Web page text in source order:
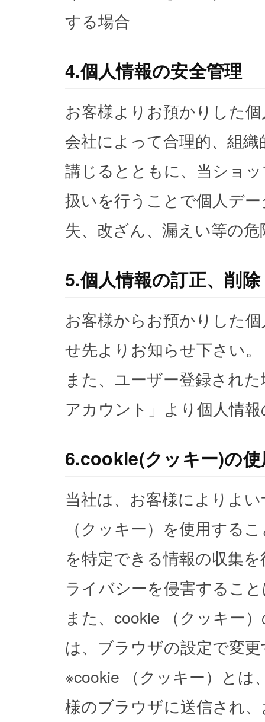
する場合
4.個人情報の安全管理
お客様よりお預かりした
会社によって合理的、組
講じるとともに、当ショ
扱いを行うことで個人デ
失、改ざん、漏えい等の
5.個人情報の訂正、削除
お客様からお預かりした
せ先よりお知らせ下さい。
また、ユーザー登録され
アカウント」より個人情
6.cookie(クッキー)の
当社は、お客様によりよ
（クッキー）を使用する
を特定できる情報の収集
ライバシーを侵害するこ
また、cookie （クッキー
は、ブラウザの設定で変
※cookie （クッキー）とは
様のブラウザに送信され